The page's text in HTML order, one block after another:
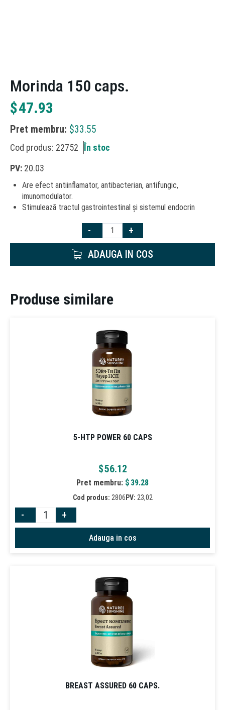
Mоrinda 150 caps.
$47.93
Pret membru: $33.55
Cod produs: 22752
În stoc
PV: 20.03
Are efect antiinflamator, antibacterian, antifungic,
imunomodulator.
Stimulează tractul gastrointestinal și sistemul endocrin
- +
ADAUGA IN COS
Produse similare
5-HTP POWER 60 CAPS
$56.12
Pret membru: $ 39.28
Cod produs: 2806 PV: 23,02
- +
Adauga in cos
BREAST ASSURED 60 CAPS.